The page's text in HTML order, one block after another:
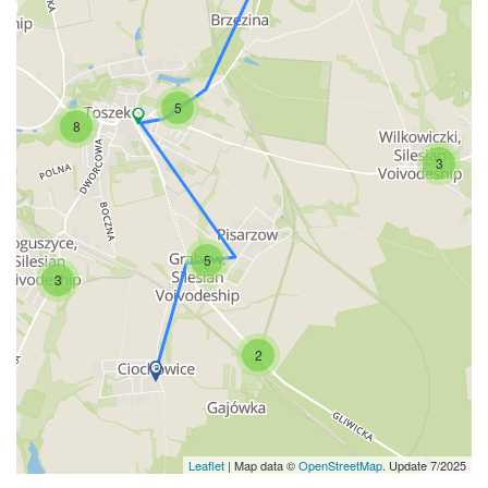
3
8
2
3
5
5
Leaflet | Map data ©OpenStreetMap. Update 7/2025